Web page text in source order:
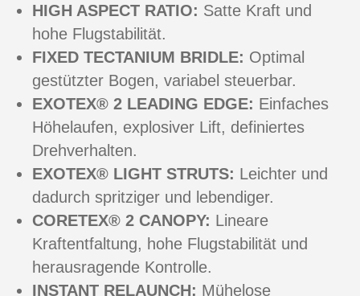
HIGH ASPECT RATIO: Satte Kraft und
hohe Flugstabilität.
FIXED TECTANIUM BRIDLE: Optimal
gestützter Bogen, variabel steuerbar.
EXOTEX® 2 LEADING EDGE: Einfaches
Höhelaufen, explosiver Lift, definiertes
Drehverhalten.
EXOTEX® LIGHT STRUTS: Leichter und
dadurch spritziger und lebendiger.
CORETEX® 2 CANOPY: Lineare
Kraftentfaltung, hohe Flugstabilität und
herausragende Kontrolle.
INSTANT RELAUNCH: Mühelose